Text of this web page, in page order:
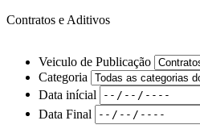
Contratos e Aditivos
Veiculo de Publicação
Categoria
Data inícial
Data Final